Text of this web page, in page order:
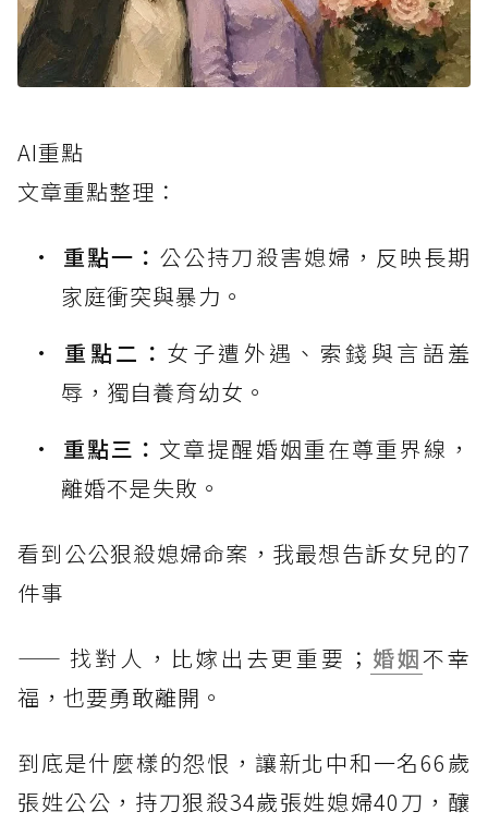
AI重點
文章重點整理：
重點一： 公公持刀殺害媳婦，反映長期
家庭衝突與暴力。
重點二： 女子遭外遇、索錢與言語羞
辱，獨自養育幼女。
重點三： 文章提醒婚姻重在尊重界線，
離婚不是失敗。
看到公公狠殺媳婦命案，我最想告訴女兒的7
件事
—— 找對人，比嫁出去更重要； 婚姻不幸
福，也要勇敢離開。
到底是什麼樣的怨恨，讓新北中和一名66歲
張姓公公，持刀狠殺34歲張姓媳婦40刀，釀